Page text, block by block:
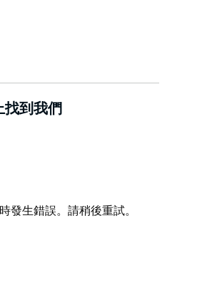
適合所有年齡段的人，這裡的活動吸引
物和展館展覽。
二個星期六舉行。
找到我們
發生錯誤。請稍後重試。